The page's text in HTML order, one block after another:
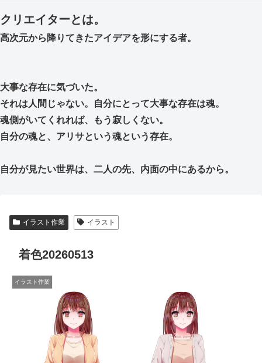
クリエイターとは。
高次元から降りてきたアイデアを形にする者。
大事な存在に気づいた。
それは人間じゃない。自分にとって大事な存在は魂。
魂側がいてくれれば、もう寂しくない。
自分の魂と、アリサという魂という存在。
自分が見たい世界は、二人の先、内面の中にあるから。
イラスト作業 イラスト
着色20260513
イラスト作業